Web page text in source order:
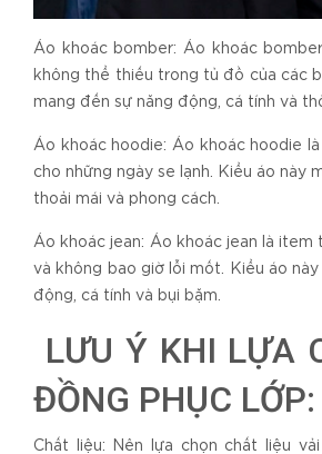
Áo khoác bomber: Áo khoác
không thể thiếu trong tủ đồ của các
mang đến sự năng động, cá tính và
Áo khoác hoodie: Áo khoác hoodie
cho những ngày se lạnh. Kiểu áo này
thoải mái và phong cách.
Áo khoác jean: Áo khoác jean là item
và không bao giờ lỗi mốt. Kiểu áo
động, cá tính và bụi bặm.
LƯU Ý KHI LỰA
ĐỒNG PHỤC LỚP:
Chất liệu: Nên lựa chọn chất liệu